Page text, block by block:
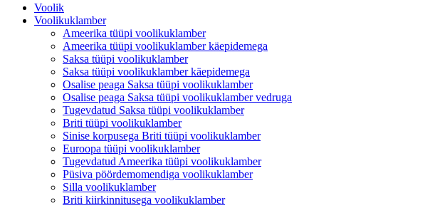
Voolik
Voolikuklamber
Ameerika tüüpi voolikuklamber
Ameerika tüüpi voolikuklamber käepidemega
Saksa tüüpi voolikuklamber
Saksa tüüpi voolikuklamber käepidemega
Osalise peaga Saksa tüüpi voolikuklamber
Osalise peaga Saksa tüüpi voolikuklamber vedruga
Tugevdatud Saksa tüüpi voolikuklamber
Briti tüüpi voolikuklamber
Sinise korpusega Briti tüüpi voolikuklamber
Euroopa tüüpi voolikuklamber
Tugevdatud Ameerika tüüpi voolikuklamber
Püsiva pöördemomendiga voolikuklamber
Silla voolikuklamber
Briti kiirkinnitusega voolikuklamber